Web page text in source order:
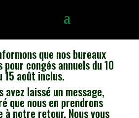
que nos bureaux
congés annuels du 10
15 août inclus.
avez laissé un message,
que nous en prendrons
à notre retour. Nous vous